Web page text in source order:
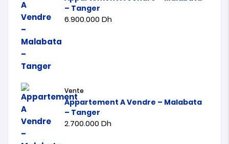
– Tanger
6.900.000 Dh
Vente
Appartement A Vendre – Malabata
– Tanger
2.700.000 Dh